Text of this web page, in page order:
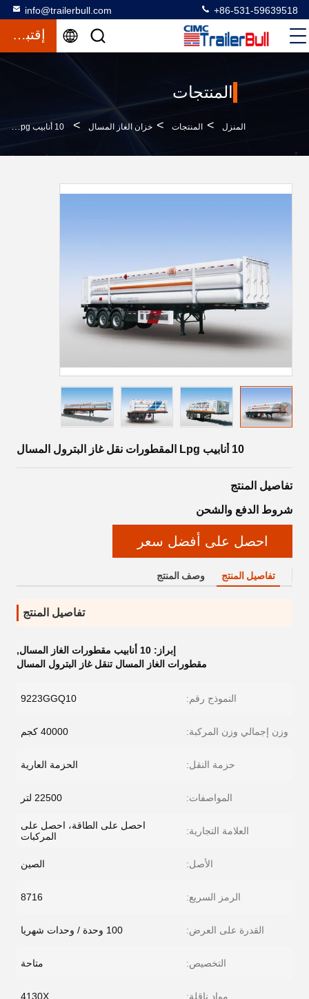
info@trailerbull.com +86-531-59639518
إقتباس
المنتجات
المنزل > المنتجات > خزان الغاز المسال > 10 أنابيب Lpg المقطورات نقل غاز البترول المسال
10 أنابيب Lpg المقطورات نقل غاز البترول المسال
تفاصيل المنتج
شروط الدفع والشحن
احصل على أفضل سعر
تفاصيل المنتج وصف المنتج
تفاصيل المنتج
إبراز: 10 أنابيب مقطورات الغاز المسال
,
مقطورات الغاز المسال تنقل غاز البترول المسال
النموذج رقم: 9223GGQ10
وزن إجمالي وزن المركبة: 40000 كجم
حزمة النقل: الحزمة العارية
المواصفات: 22500 لتر
العلامة التجارية:
احصل على الطاقة، احصل على
المركبات
الأصل: الصين
الرمز السريع: 8716
القدرة على العرض: 100 وحدة / وحدات شهريا
التخصيص: متاحة
مواد ناقلة: 4130X